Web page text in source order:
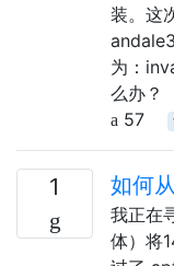
装。这
为：
么办？
57
1 如何
我正在
体）将